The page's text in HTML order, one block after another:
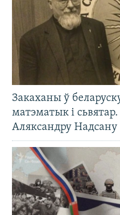
Закаханы ў
матэматык і
Аляксандру Надсану